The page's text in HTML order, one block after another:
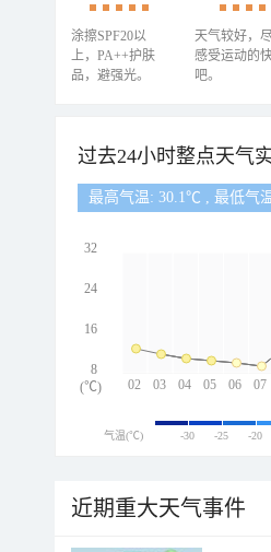
涂擦SPF20以
上，PA++护肤
品，避强光。
天气较好，
感受运动的
吧。
过去24小时整点天气
最高气温: 30.1℃ , 最低气
02 03 04 05 06 07
32
24
16
8
(℃)
气温(℃) -30 -25 -20
近期重大天气事件